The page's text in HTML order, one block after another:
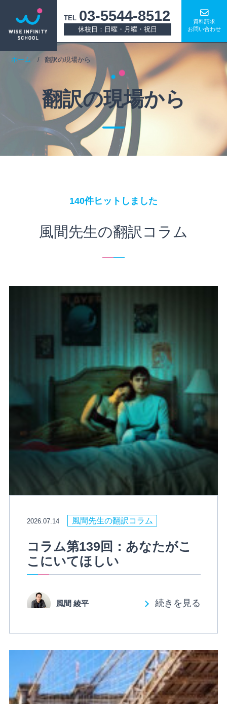
TEL 03-5544-8512
休校日：日曜・月曜・祝日
資料請求
お問い合わせ
ホーム 翻訳の現場から
翻訳の現場から
140件ヒットしました
風間先生の翻訳コラム
2026.07.14 風間先生の翻訳コラム
コラム第139回：あなたがこ
こにいてほしい
風間 綾平 続きを見る